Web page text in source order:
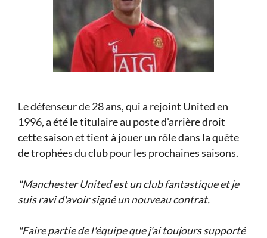
Le défenseur de 28 ans, qui a rejoint United en
1996, a été le titulaire au poste d'arrière droit
cette saison et tient à jouer un rôle dans la quête
de trophées du club pour les prochaines saisons.
"Manchester United est un club fantastique et je
suis ravi d'avoir signé un nouveau contrat.
"Faire partie de l'équipe que j'ai toujours supporté